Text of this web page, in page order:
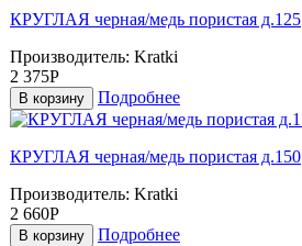
КРУГЛАЯ черная/медь пористая д.125
Производитель: Kratki
2 375Р
В корзину Подробнее
КРУГЛАЯ черная/медь пористая д.150
Производитель: Kratki
2 660Р
В корзину Подробнее